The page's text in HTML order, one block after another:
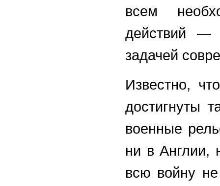
всем
действий —
задачей
Известно,
достигнуты
военные
ни в Англии,
всю войну